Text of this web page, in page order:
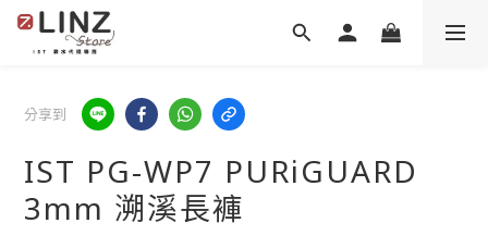
分享到
IST PG-WP7 PURiGUARD
3mm 溯溪長褲